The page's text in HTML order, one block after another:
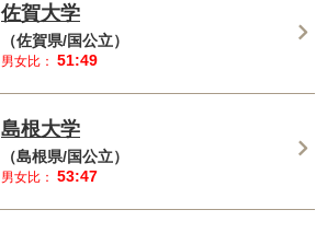
佐賀大学
（佐賀県/国公立）
男女比： 51:49
島根大学
（島根県/国公立）
男女比： 53:47